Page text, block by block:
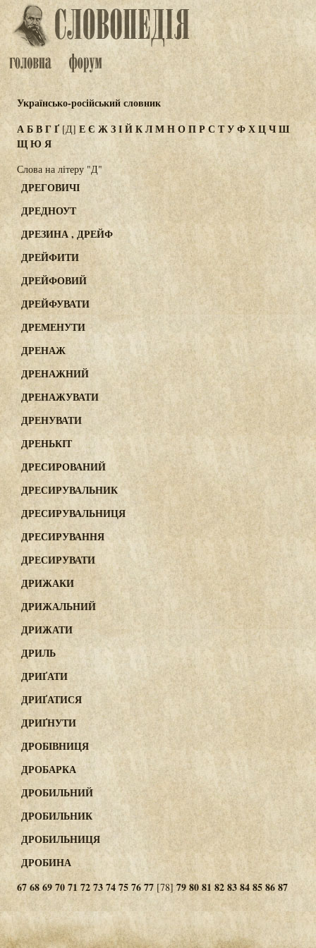
Українсько-російський словник
АБВГҐ[Д] ЕЄ ЖЗІЙКЛМНОПР С ТУФХЦЧШ
ЩЮ Я
Слова на літеру "Д"
ДРЕГОВИЧІ
ДРЕДНОУТ
ДРЕЗИНА , ДРЕЙФ
ДРЕЙФИТИ
ДРЕЙФОВИЙ
ДРЕЙФУВАТИ
ДРЕМЕНУТИ
ДРЕНАЖ
ДРЕНАЖНИЙ
ДРЕНАЖУВАТИ
ДРЕНУВАТИ
ДРЕНЬКІТ
ДРЕСИРОВАНИЙ
ДРЕСИРУВАЛЬНИК
ДРЕСИРУВАЛЬНИЦЯ
ДРЕСИРУВАННЯ
ДРЕСИРУВАТИ
ДРИЖАКИ
ДРИЖАЛЬНИЙ
ДРИЖАТИ
ДРИЛЬ
ДРИҐАТИ
ДРИҐАТИСЯ
ДРИҐНУТИ
ДРОБІВНИЦЯ
ДРОБАРКА
ДРОБИЛЬНИЙ
ДРОБИЛЬНИК
ДРОБИЛЬНИЦЯ
ДРОБИНА
6768697071727374757677 [78] 798081 828384858687